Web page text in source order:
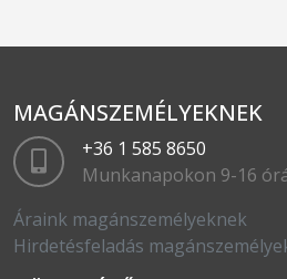
MAGÁNSZEMÉLYEKNEK
+36 1 585 8650
Munkanapokon 9-16
Áraink magánszemélyeknek
Hirdetésfeladás